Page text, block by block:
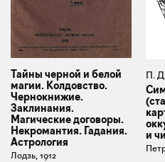
Тайны черной и белой
магии. Колдовство.
Чернокнижие.
Заклинания.
Магические договоры.
Некромантия. Гадания.
Астрология
Лодзь, 1912
П.
и